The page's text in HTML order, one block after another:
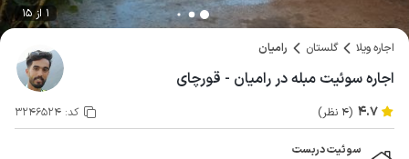
1 از 15
اجاره ویلا گلستان رامیان
اجاره سوئیت مبله در رامیان - قورچای
4.7 (4 نظر) کد: 3246524
سوئیت دربست